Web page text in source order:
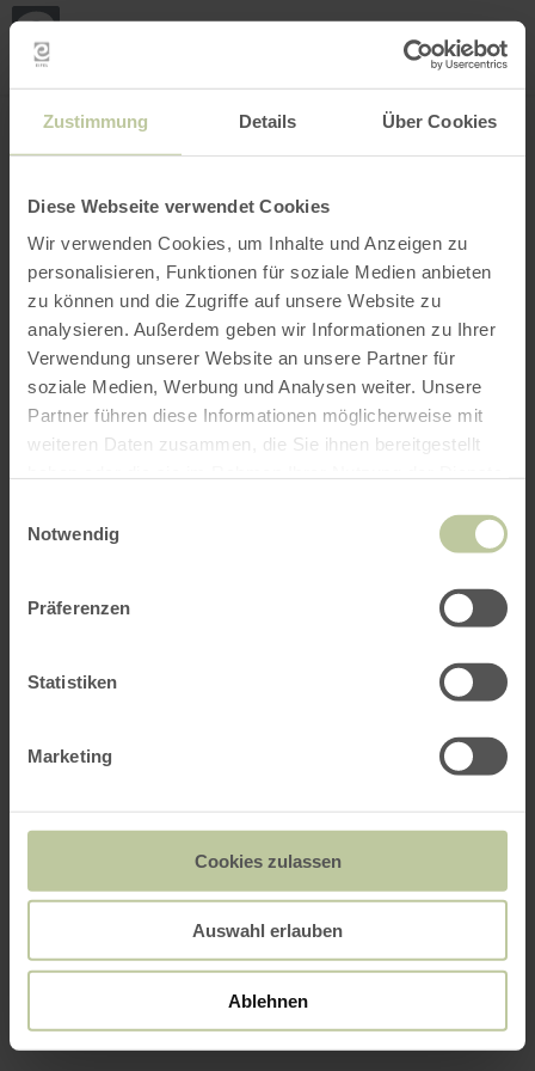
Zustimmung Details Über Cookies
Diese Webseite verwendet Cookies
Wir verwenden Cookies, um Inhalte und Anzeigen zu
personalisieren, Funktionen für soziale Medien anbieten
zu können und die Zugriffe auf unsere Website zu
analysieren. Außerdem geben wir Informationen zu Ihrer
Verwendung unserer Website an unsere Partner für
soziale Medien, Werbung und Analysen weiter. Unsere
Partner führen diese Informationen möglicherweise mit
weiteren Daten zusammen, die Sie ihnen bereitgestellt
Notwendig
Präferenzen
Statistiken
Marketing
Cookies zulassen
Auswahl erlauben
Ablehnen
CARTE INTERACTIVE
ma
Ouvrir le filtre